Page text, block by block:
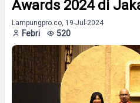
Awards 2024 di
Lampungpro.co, 19-Jul-2024
Febri 520